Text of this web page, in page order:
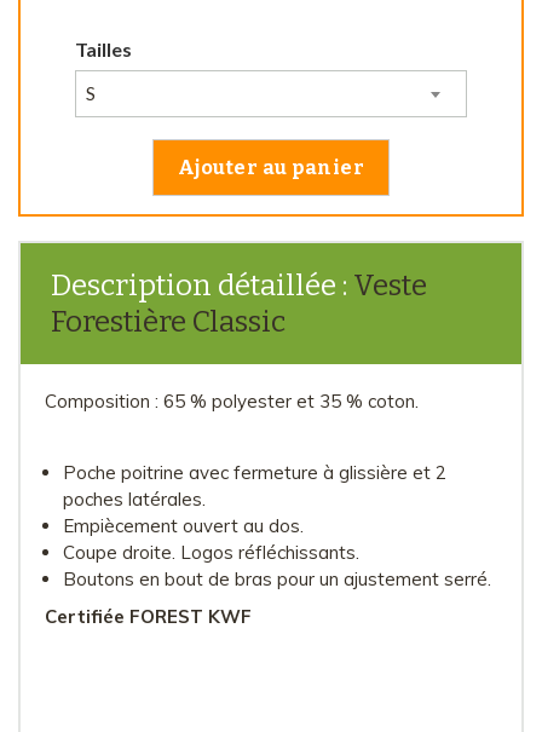
S
Ajouter au panier
Description détaillée : Veste
Forestière Classic
Composition : 65 % polyester et 35 % coton.
Poche poitrine avec fermeture à glissière et 2
poches latérales.
Empiècement ouvert au dos.
Coupe droite. Logos réfléchissants.
Boutons en bout de bras pour un ajustement serré.
Certifiée FOREST KWF